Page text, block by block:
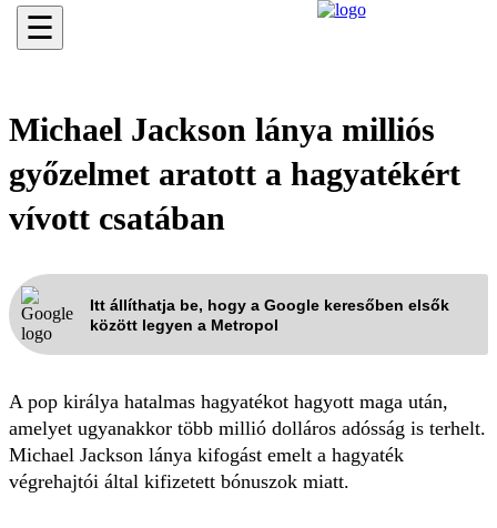
☰
Michael Jackson lánya milliós
győzelmet aratott a hagyatékért
vívott csatában
Itt állíthatja be, hogy a Google keresőben elsők
között legyen a Metropol
A pop királya hatalmas hagyatékot hagyott maga után,
amelyet ugyanakkor több millió dolláros adósság is terhelt.
Michael Jackson lánya kifogást emelt a hagyaték
végrehajtói által kifizetett bónuszok miatt.